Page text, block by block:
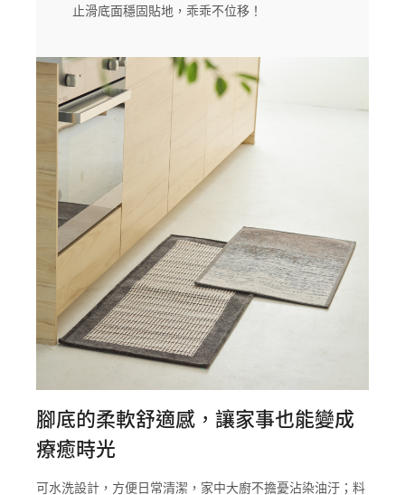
止滑底面穩固貼地，乖乖不位移！
腳底的柔軟舒適感，讓家事也能變成
療癒時光
可水洗設計，方便日常清潔，家中大廚不擔憂沾染油汙；料